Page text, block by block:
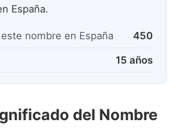
de niño que empiezan por X
de niño que empiezan por Y
de niño que empiezan por Z
España.
nombre en España 450
15 años
del Nombre